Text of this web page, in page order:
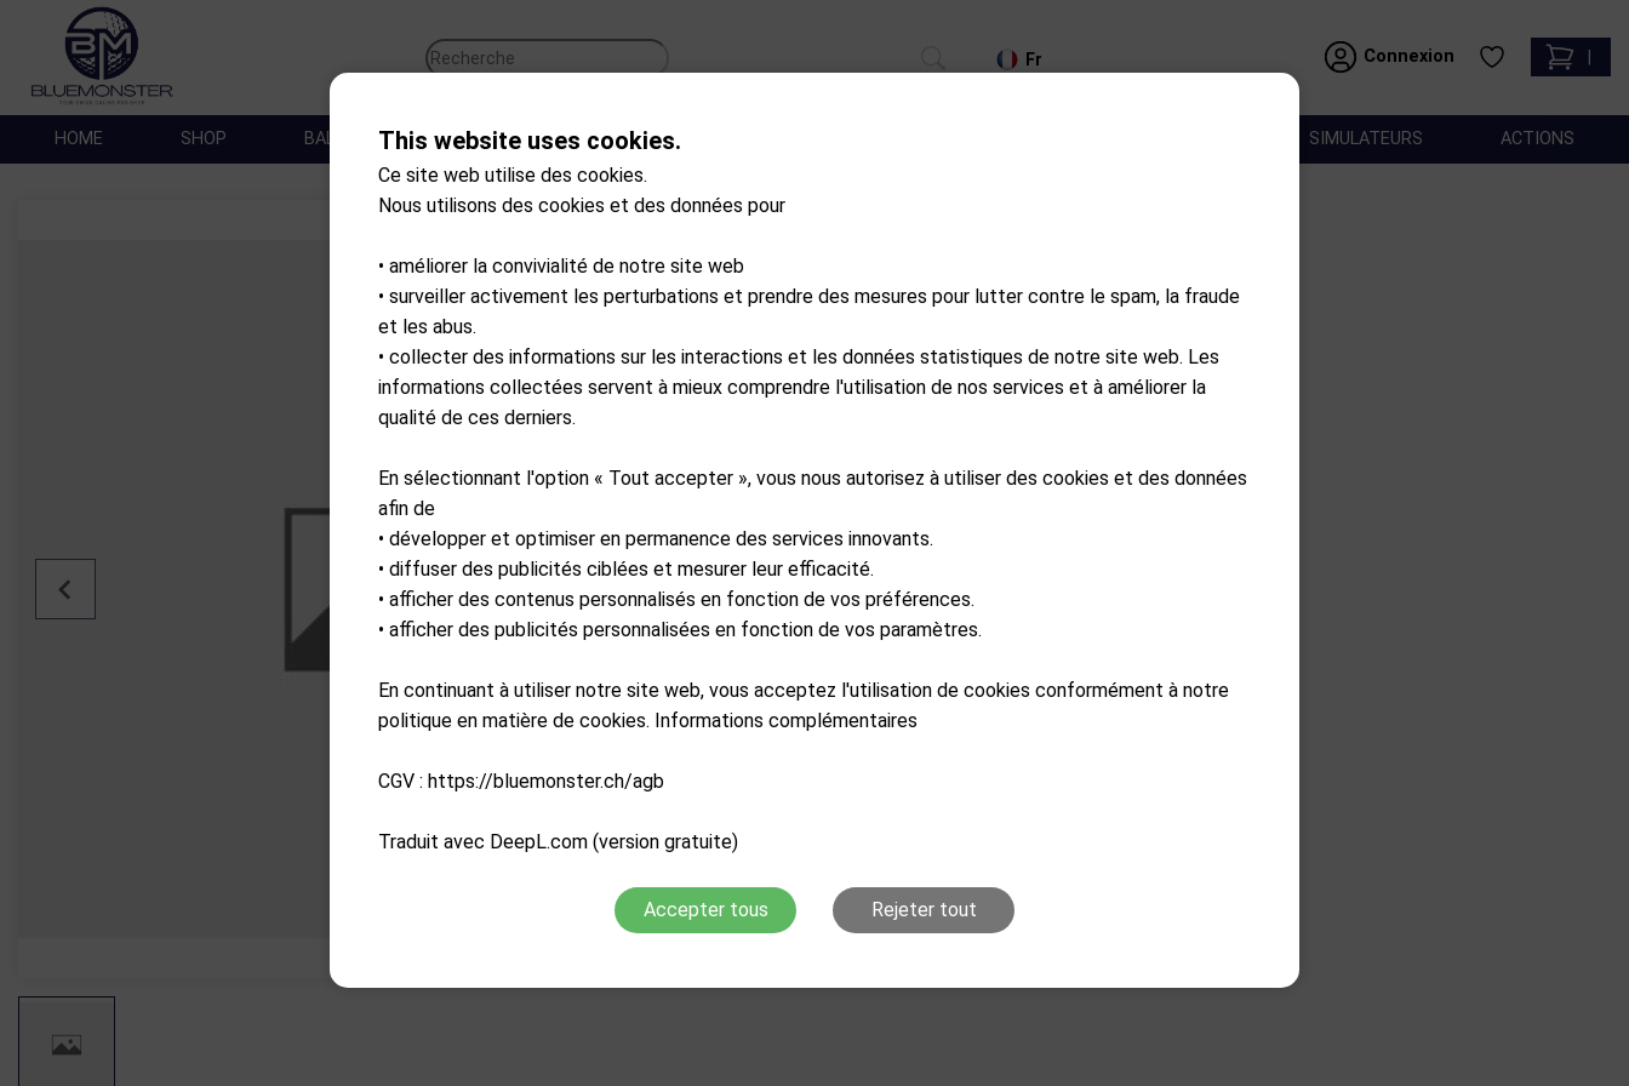
Connexion
Fr
HOME SHOP BALLES DE GOLF SACS TROLLEYS SIMULATEURS ACTIONS
xJ3 Ensemble junior 135-155 cm
CHF 549.90
Ajouter au panier
This website uses cookies.
Ce site web utilise des cookies.
Nous utilisons des cookies et des données pour
• améliorer la convivialité de notre site web
• surveiller activement les perturbations et prendre des mesures pour lutter contre le spam, la fraude
et les abus.
• collecter des informations sur les interactions et les données statistiques de notre site web. Les
informations collectées servent à mieux comprendre l'utilisation de nos services et à améliorer la
qualité de ces derniers.
En sélectionnant l'option « Tout accepter », vous nous autorisez à utiliser des cookies et des données
afin de
• développer et optimiser en permanence des services innovants.
• diffuser des publicités ciblées et mesurer leur efficacité.
• afficher des contenus personnalisés en fonction de vos préférences.
• afficher des publicités personnalisées en fonction de vos paramètres.
En continuant à utiliser notre site web, vous acceptez l'utilisation de cookies conformément à notre
politique en matière de cookies. Informations complémentaires
CGV : https://bluemonster.ch/agb
Traduit avec DeepL.com (version gratuite)
Accepter tous Rejeter tout